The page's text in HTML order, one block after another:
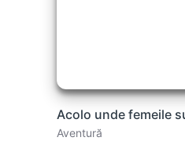
Aventură